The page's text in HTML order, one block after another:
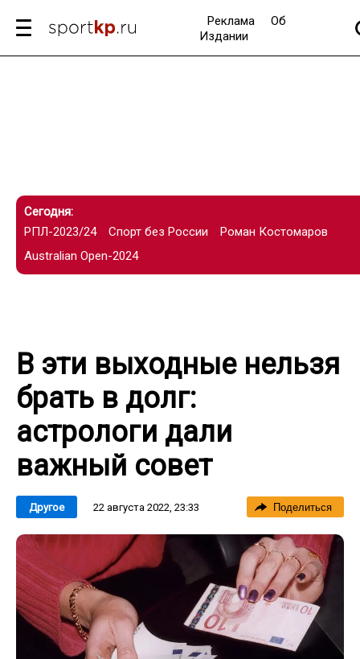
Реклама
Об
Издании
Сегодня:
РПЛ-2023/24
Спорт без России
Роман Костомаров
Australian Open-2024
В эти выходные нельзя
брать в долг:
астрологи дали
важный совет
Другое 22 августа 2022, 23:33 Поделиться